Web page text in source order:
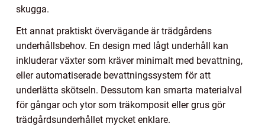
skugga.
Ett annat praktiskt övervägande är trädgårdens
underhållsbehov. En design med lågt underhåll kan
inkluderar växter som kräver minimalt med bevattning,
eller automatiserade bevattningssystem för att
underlätta skötseln. Dessutom kan smarta materialval
för gångar och ytor som träkomposit eller grus gör
trädgårdsunderhållet mycket enklare.